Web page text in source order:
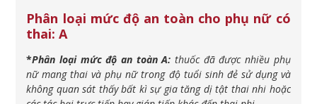
Phân loại mức độ an toàn cho phụ nữ có
thai: A
*Phân loại mức độ an toàn A: thuốc đã được nhiều phụ
nữ mang thai và phụ nữ trong độ tuổi sinh đẻ sử dụng và
không quan sát thấy bất kì sự gia tăng dị tật thai nhi hoặc